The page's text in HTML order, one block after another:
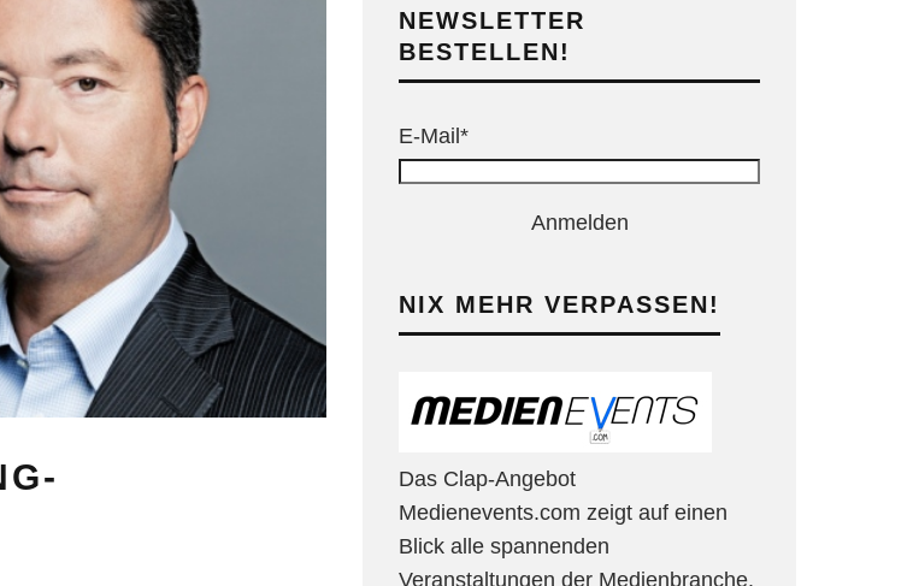
NEWSLETTER
BESTELLEN!
E-Mail*
Anmelden
NIX MEHR VERPASSEN!
Das Clap-Angebot
Medienevents.com zeigt auf einen
Blick alle spannenden
Veranstaltungen der Medienbranche.